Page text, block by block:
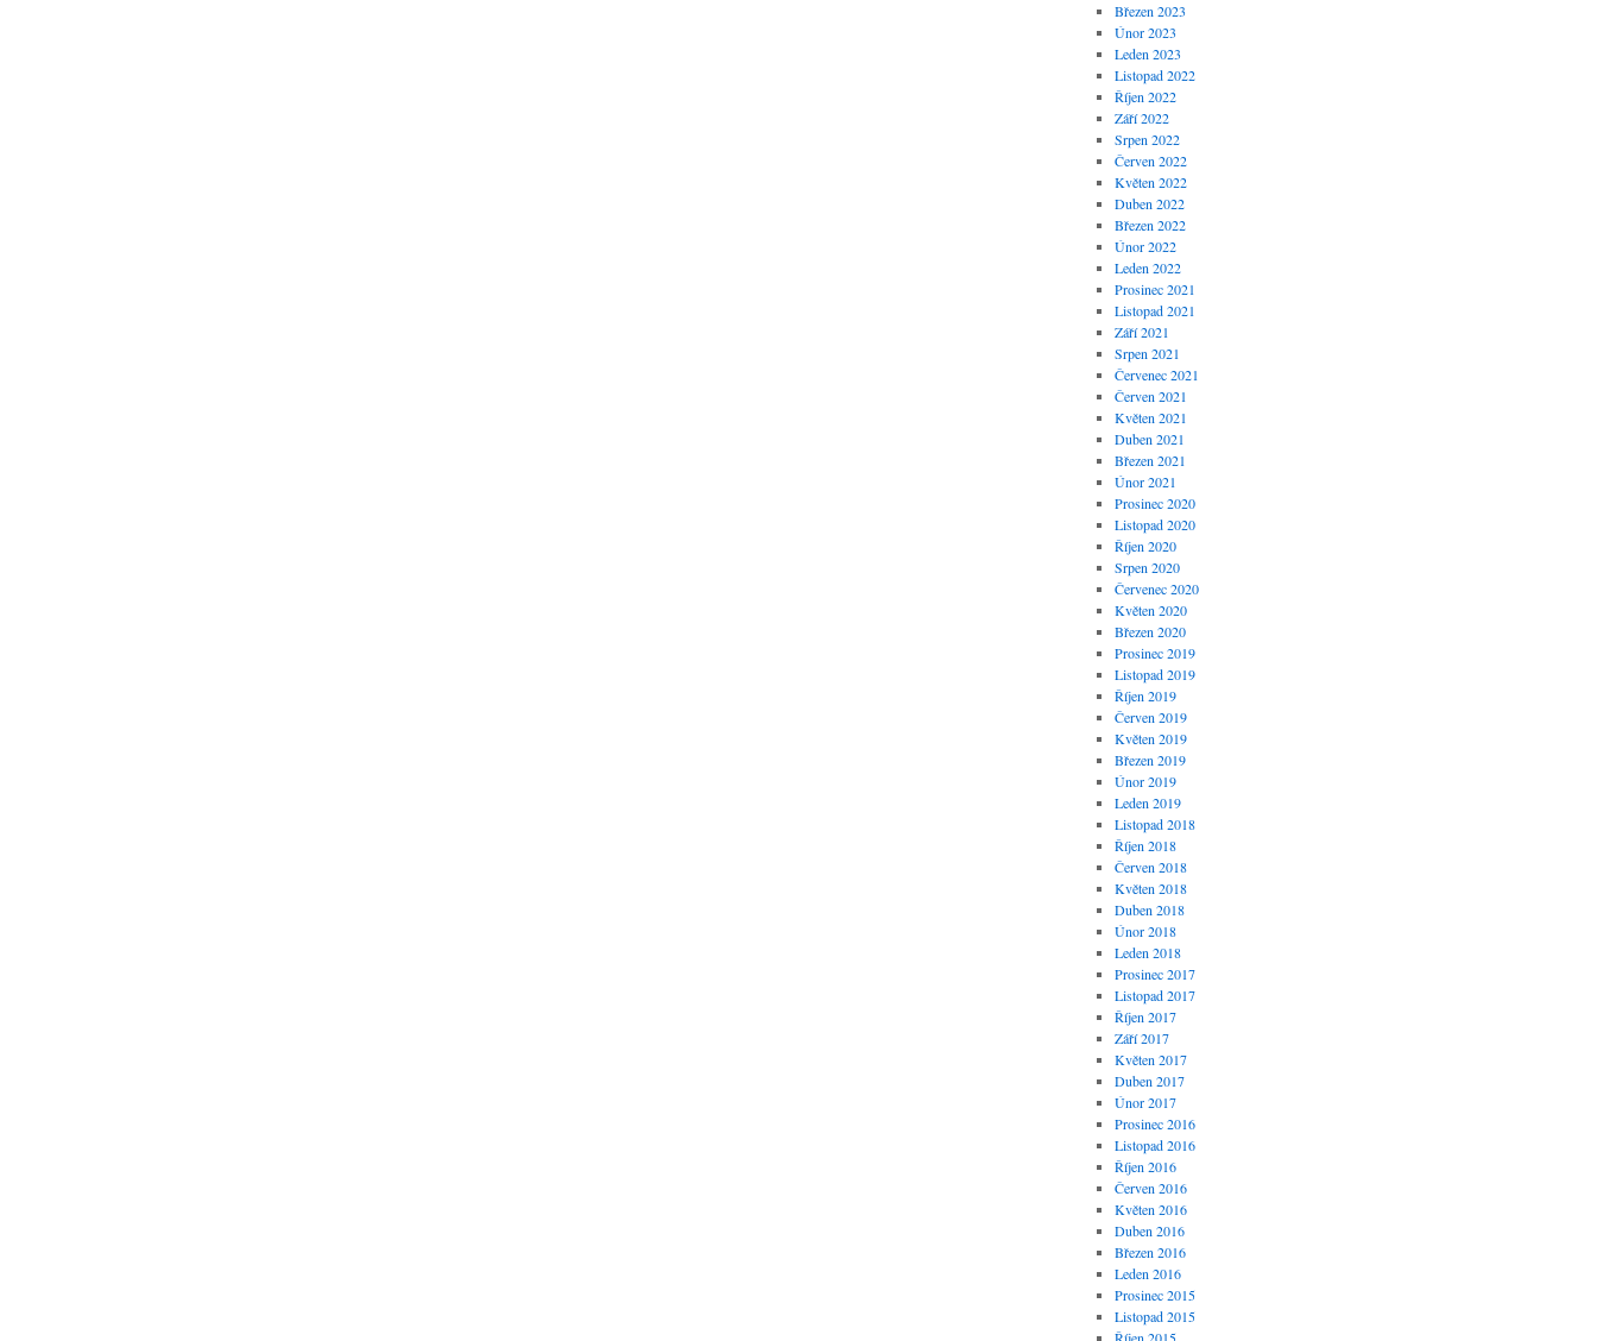
Březen 2023
Únor 2023
Leden 2023
Listopad 2022
Říjen 2022
Září 2022
Srpen 2022
Červen 2022
Květen 2022
Duben 2022
Březen 2022
Únor 2022
Leden 2022
Prosinec 2021
Listopad 2021
Září 2021
Srpen 2021
Červenec 2021
Červen 2021
Květen 2021
Duben 2021
Březen 2021
Únor 2021
Prosinec 2020
Listopad 2020
Říjen 2020
Srpen 2020
Červenec 2020
Květen 2020
Březen 2020
Prosinec 2019
Listopad 2019
Říjen 2019
Červen 2019
Květen 2019
Březen 2019
Únor 2019
Leden 2019
Listopad 2018
Říjen 2018
Červen 2018
Květen 2018
Duben 2018
Únor 2018
Leden 2018
Prosinec 2017
Listopad 2017
Říjen 2017
Září 2017
Květen 2017
Duben 2017
Únor 2017
Prosinec 2016
Listopad 2016
Říjen 2016
Červen 2016
Květen 2016
Duben 2016
Březen 2016
Leden 2016
Prosinec 2015
Listopad 2015